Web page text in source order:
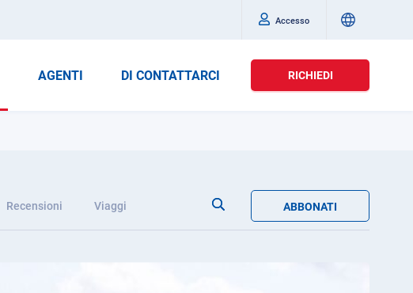
Accesso
AGENTI DI CONTATTARCI RICHIEDI
Recensioni Viaggi ABBONATI